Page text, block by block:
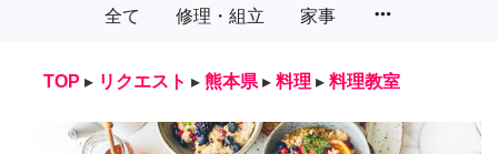
全て 修理・組立 家事 more_horiz
TOP ▸ リクエスト ▸ 熊本県 ▸ 料理 ▸ 料理教室